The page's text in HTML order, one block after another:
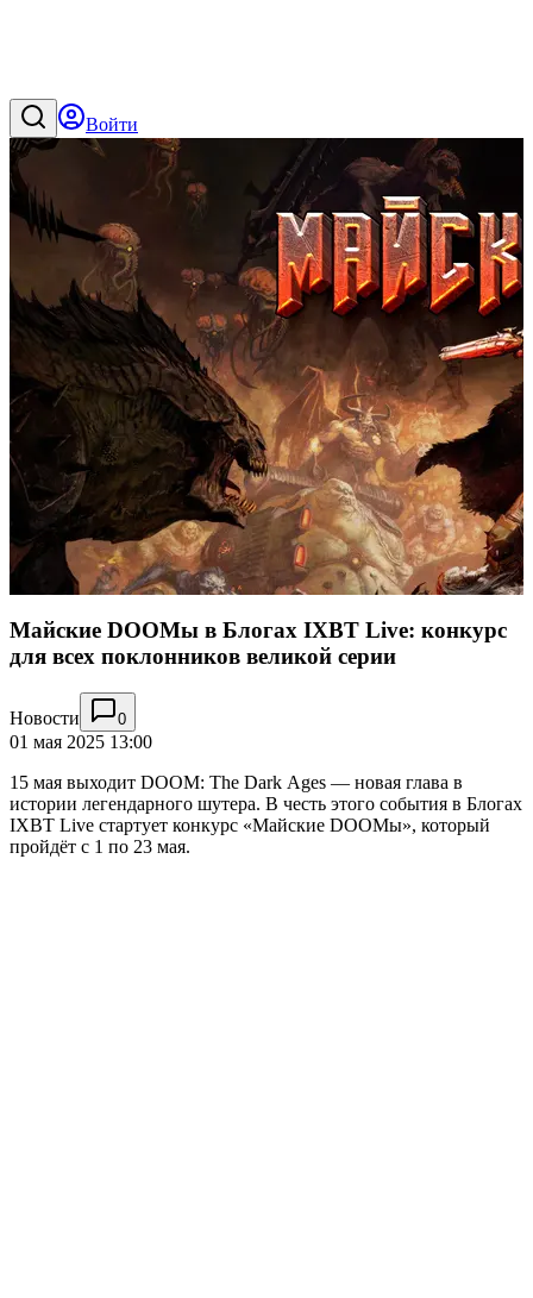
Войти
Майские DOOMы в Блогах IXBT Live: конкурс
для всех поклонников великой серии
Новости 0
01 мая 2025 13:00
15 мая выходит DOOM: The Dark Ages — новая глава в
истории легендарного шутера. В честь этого события в Блогах
IXBT Live стартует конкурс «Майские DOOMы», который
пройдёт с 1 по 23 мая.